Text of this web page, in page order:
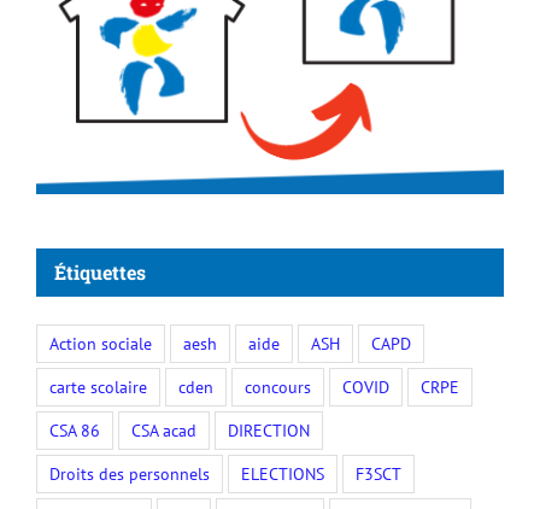
Étiquettes
carte scolaire
cden concours COVID
CRPE
CSA 86
CSA acad
DIRECTION
Droits des personnels
ELECTIONS
FORMATION
FSU indemnités
MOBILISATIONS